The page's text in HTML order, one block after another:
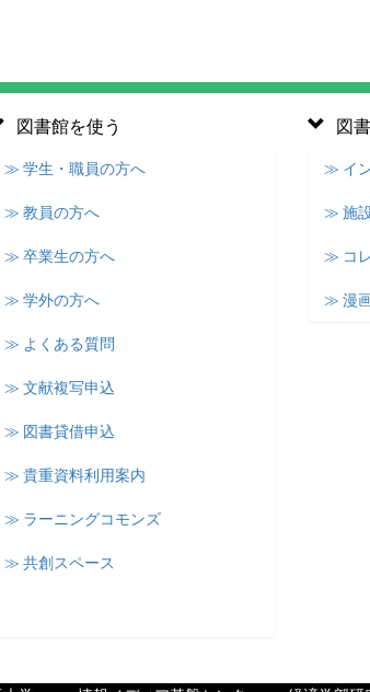
図書館を使う
≫ 学生・職員の方へ
≫ 教員の方へ
≫ 卒業生の方へ
≫ 学外の方へ
≫ よくある質問
≫ 文献複写申込
≫ 図書貸借申込
≫ 貴重資料利用案内
≫ ラーニングコモンズ
≫ 共創スペース
図
≫ イ
≫ 施
≫ コ
≫ 漫